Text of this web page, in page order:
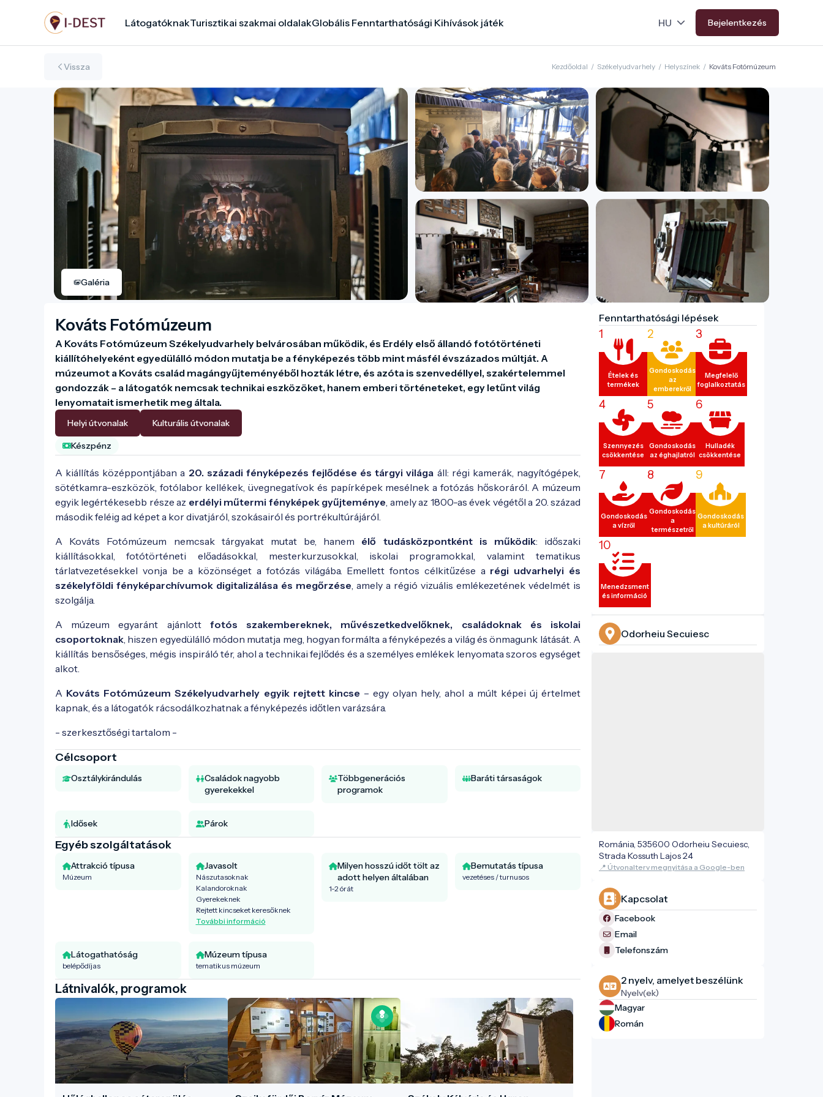
tartalomra
LátogatóknakTurisztikai szakmai oldalakGlobális Fenntarthatósági Kihívások játék Bejelentkezés
Vissza Kezdőoldal / Székelyudvarhely / Helyszínek / Kováts Fotómúzeum
Galéria
Kováts Fotómúzeum
A Kováts Fotómúzeum Székelyudvarhely belvárosában működik, és Erdély első állandó fotótörténeti
kiállítóhelyeként egyedülálló módon mutatja be a fényképezés több mint másfél évszázados múltját. A
múzeumot a Kováts család magángyűjteményéből hozták létre, és azóta is szenvedéllyel, szakértelemmel
gondozzák – a látogatók nemcsak technikai eszközöket, hanem emberi történeteket, egy letűnt világ
lenyomatait ismerhetik meg általa.
Helyi útvonalak Kulturális útvonalak
Készpénz
A kiállítás középpontjában a 20. századi fényképezés fejlődése és tárgyi világa áll: régi kamerák, nagyítógépek,
sötétkamra-eszközök, fotólabor kellékek, üvegnegatívok és papírképek mesélnek a fotózás hőskoráról. A múzeum
egyik legértékesebb része az erdélyi műtermi fényképek gyűjteménye , amely az 1800-as évek végétől a 20. század
második feléig ad képet a kor divatjáról, szokásairól és portrékultúrájáról.
A Kováts Fotómúzeum nemcsak tárgyakat mutat be, hanem élő tudásközpontként is működik: időszaki
kiállításokkal, fotótörténeti előadásokkal, mesterkurzusokkal, iskolai programokkal, valamint tematikus
tárlatvezetésekkel vonja be a közönséget a fotózás világába. Emellett fontos célkitűzése a régi udvarhelyi és
székelyföldi fényképarchívumok digitalizálása és megőrzése , amely a régió vizuális emlékezetének védelmét is
szolgálja.
A múzeum egyaránt ajánlott fotós szakembereknek, művészetkedvelőknek, családoknak és iskolai
csoportoknak , hiszen egyedülálló módon mutatja meg, hogyan formálta a fényképezés a világ és önmagunk látását. A
kiállítás bensőséges, mégis inspiráló tér, ahol a technikai fejlődés és a személyes emlékek lenyomata szoros egységet
alkot.
A Kováts Fotómúzeum Székelyudvarhely egyik rejtett kincse – egy olyan hely, ahol a múlt képei új értelmet
kapnak, és a látogatók rácsodálkozhatnak a fényképezés időtlen varázsára.
- szerkesztőségi tartalom -
Célcsoport
Osztálykirándulás
Családok nagyobb
gyerekekkel
Többgenerációs
programok
Baráti társaságok
Idősek Párok
Egyéb szolgáltatások
Attrakció típusa
Múzeum
Javasolt
Nászutasoknak
Kalandoroknak
Gyerekeknek
Rejtett kincseket keresőknek
További információ
Milyen hosszú időt tölt az
adott helyen általában
1-2 órát
Bemutatás típusa
vezetéses / turnusos
Látogathatóság
belépődíjas
Múzeum típusa
tematikus múzeum
Látnivalók, programok
Fenntarthatósági lépések
1
Ételek és
termékek
2
Gondoskodás
az
emberekről
3
Megfelelő
foglalkoztatás
4
Szennyezés
csökkentése
5
Gondoskodás
az éghajlatról
6
Hulladék
csökkentése
7
Gondoskodás
a vízről
8
Gondoskodás
a
természetről
9
Gondoskodás
a kultúráról
10
Menedzsment
és információ
Odorheiu Secuiesc
Románia, 535600 Odorheiu Secuiesc,
Strada Kossuth Lajos 24
📍 Útvonalterv megnyitása a Google-ben
Kapcsolat
Facebook
Email
Telefonszám
2 nyelv, amelyet beszélünk
Nyelv(ek)
Magyar
Román